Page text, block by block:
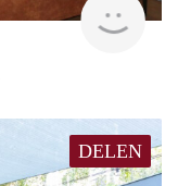
DELEN